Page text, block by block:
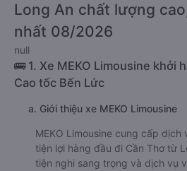
Long An chất lượng
nhất 08/2026
null
🚌 1. Xe MEKO Limousine khởi
Cao tốc Bến Lức
a. Giới thiệu xe MEKO Limousine
MEKO Limousine cung cấp dịch
tiện lợi hàng đầu đi Cần Thơ từ
tiện nghi sang trọng và dịch vụ